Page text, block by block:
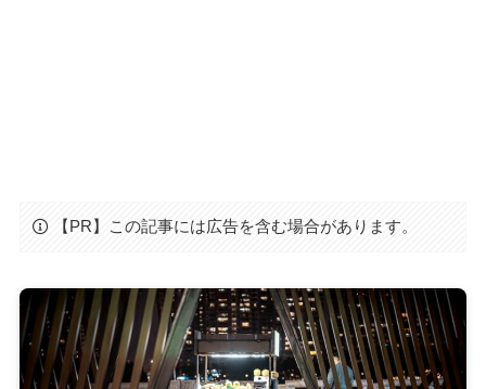
【PR】この記事には広告を含む場合があります。